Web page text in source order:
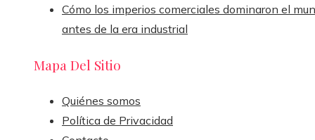
Cómo los imperios comerciales dominaron el
antes de la era industrial
Mapa Del Sitio
Quiénes somos
Política de Privacidad